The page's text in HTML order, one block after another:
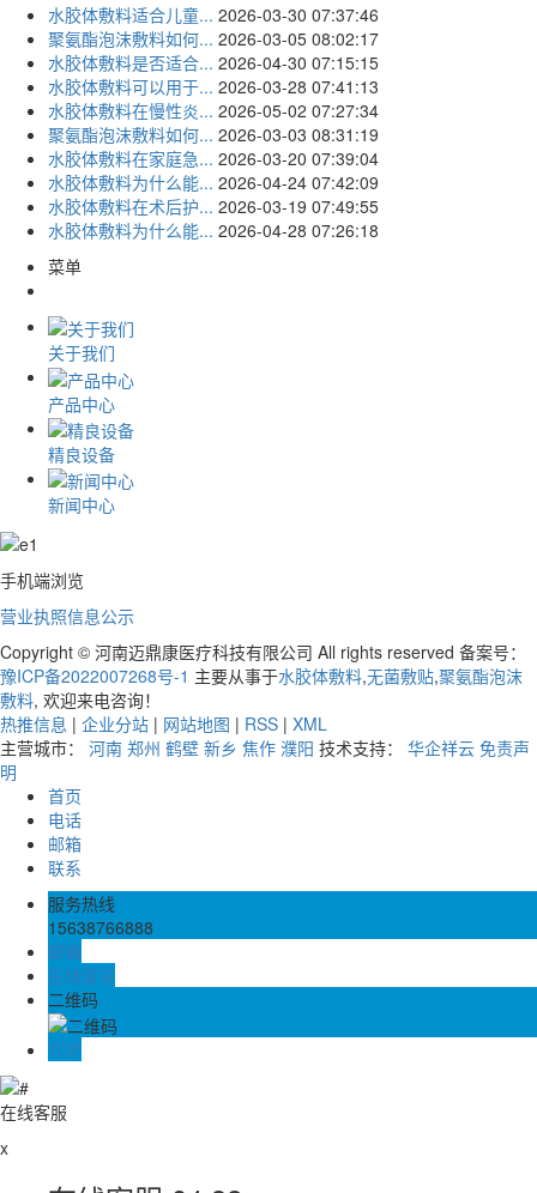
水胶体敷料适合儿童... 2026-03-30 07:37:46
聚氨酯泡沫敷料如何... 2026-03-05 08:02:17
水胶体敷料是否适合... 2026-04-30 07:15:15
水胶体敷料可以用于... 2026-03-28 07:41:13
水胶体敷料在慢性炎... 2026-05-02 07:27:34
聚氨酯泡沫敷料如何... 2026-03-03 08:31:19
水胶体敷料在家庭急... 2026-03-20 07:39:04
水胶体敷料为什么能... 2026-04-24 07:42:09
水胶体敷料在术后护... 2026-03-19 07:49:55
水胶体敷料为什么能... 2026-04-28 07:26:18
菜单
关于我们
产品中心
精良设备
新闻中心
手机端浏览
营业执照信息公示
Copyright © 河南迈鼎康医疗科技有限公司 All rights reserved 备案号：
豫ICP备2022007268号-1 主要从事于水胶体敷料,无菌敷贴,聚氨酯泡沫
敷料, 欢迎来电咨询！
热推信息 | 企业分站 | 网站地图 | RSS | XML
主营城市： 河南 郑州 鹤壁 新乡 焦作 濮阳 技术支持： 华企祥云 免责声
明
首页
电话
邮箱
联系
服务热线
15638766888
邮箱
在线留言
二维码
TOP
在线客服
x